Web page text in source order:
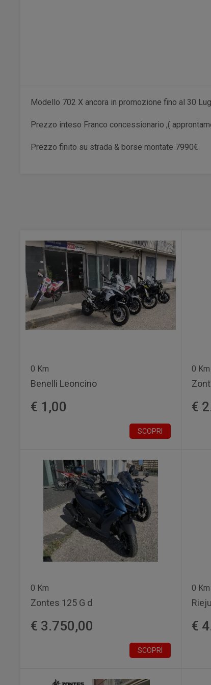
Modello 702 X ancora in promozione fino al 30
Prezzo inteso Franco concessionario ,(
Prezzo finito su strada & borse montate 7990€
0 Km
Benelli Leoncino
€ 1,00
SCOPRI
0 Km
€
0 Km
Zontes 125 G d
€ 3.750,00
SCOPRI
0 Km
€